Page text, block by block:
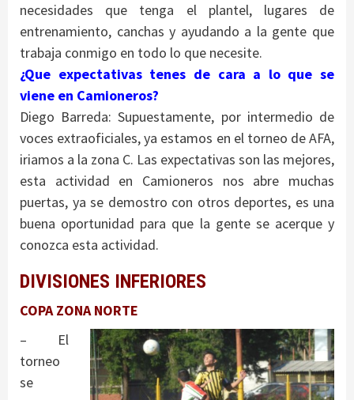
necesidades que tenga el plantel, lugares de
entrenamiento, canchas y ayudando a la gente que
trabaja conmigo en todo lo que necesite.
¿Que expectativas tenes de cara a lo que se
viene en Camioneros?
Diego Barreda: Supuestamente, por intermedio de
voces extraoficiales, ya estamos en el torneo de AFA,
iriamos a la zona C. Las expectativas son las mejores,
esta actividad en Camioneros nos abre muchas
puertas, ya se demostro con otros deportes, es una
buena oportunidad para que la gente se acerque y
conozca esta actividad.
DIVISIONES INFERIORES
COPA ZONA NORTE
– El
torneo
se